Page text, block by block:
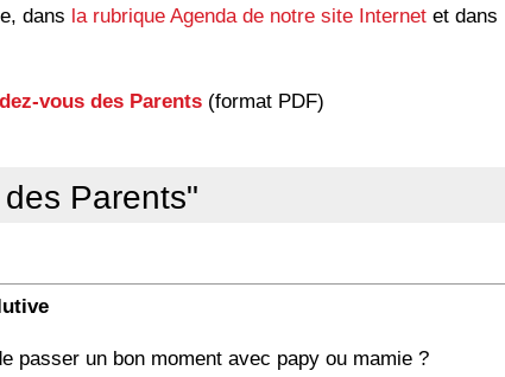
dans la rubrique Agenda de notre site Internet et dans
vous des Parents (format PDF)
Parents"
passer un bon moment avec papy ou mamie ?